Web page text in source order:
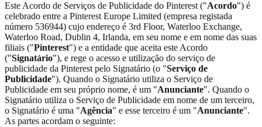
Este Acordo de Serviços de Publicidade do Pinterest ("Acordo") é
celebrado entre a Pinterest Europe Limited (empresa registada
número 536944) cujo endereço é 3rd Floor, Waterloo Exchange,
Waterloo Road, Dublin 4, Irlanda, em seu nome e em nome das suas
filiais ("Pinterest") e a entidade que aceita este Acordo
("Signatário"), e rege o acesso e utilização do serviço de
publicidade da Pinterest pelo Signatário (o "Serviço de
Publicidade"). Quando o Signatário utiliza o Serviço de
Publicidade em seu próprio nome, é um "Anunciante". Quando o
Signatário utiliza o Serviço de Publicidade em nome de um terceiro,
o Signatário é uma "Agência" e esse terceiro é um "Anunciante".
As partes acordam o seguinte: